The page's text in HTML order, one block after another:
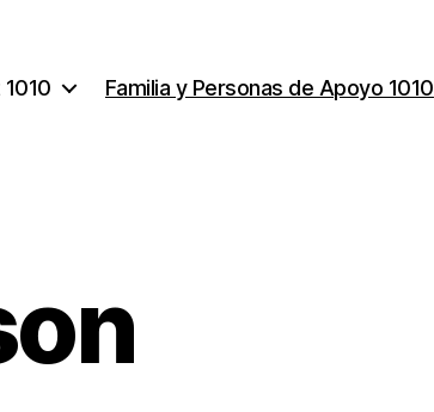
Familia y Personas de Apoyo 1010